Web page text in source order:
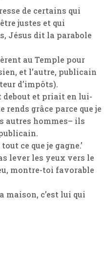
de certains qui
justes et qui
Jésus dit la parabole
au Temple pour
et l’autre, publicain
d’impôts).
debout et priait en lui-
rends grâce parce que je
autres hommes– ils
ce que je gagne.’
lever les yeux vers le
montre-toi favorable
maison, c’est lui qui